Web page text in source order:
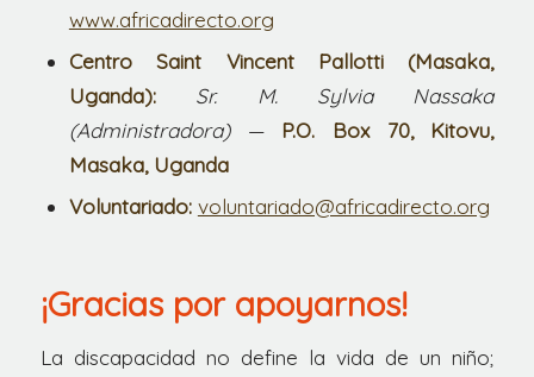
www.africadirecto.org
Centro Saint Vincent Pallotti (Masaka,
Uganda):
Sr. M. Sylvia Nassaka
(Administradora)— P.O. Box 70, Kitovu,
Masaka, Uganda
Voluntariado: voluntariado@africadirecto.org
¡Gracias por apoyarnos!
La discapacidad no define la vida de un niño;